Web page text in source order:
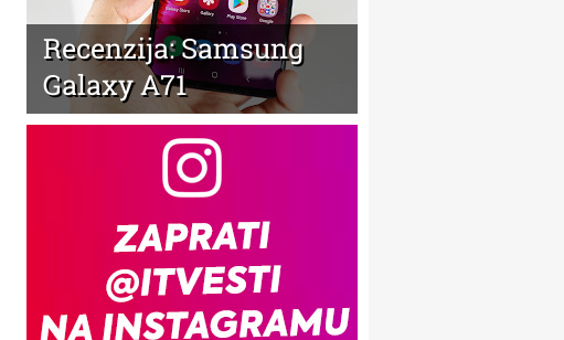
Recenzija: Samsung
Galaxy A71